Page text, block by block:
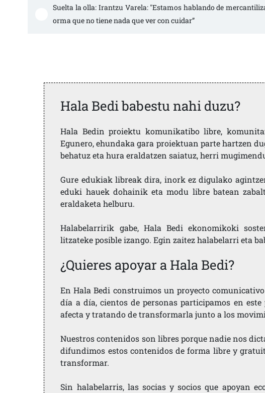
Suelta la olla: Irantzu Varela: "Estamos hablando de
orma que no tiene nada que ver con cuidar”
Hala Bedi babestu nahi duzu?
Hala Bedin proiektu komunikatibo libre,
Egunero, ehundaka gara proiektuan parte hartzen
behatuz eta hura eraldatzen saiatuz, herri
Gure edukiak libreak dira, inork ez digulako
eduki hauek dohainik eta modu libre batean
eraldaketa helburu.
Halabelarririk gabe, Hala Bedi ekonomikoki
litzateke posible izango. Egin zaitez halabelarri eta
¿Quieres apoyar a Hala Bedi?
En Hala Bedi construimos un proyecto
día a día, cientos de personas participamos en
afecta y tratando de transformarla junto a los
Nuestros contenidos son libres porque nadie nos
difundimos estos contenidos de forma libre y
transformar.
Sin halabelarris, las socias y socios que apoyan